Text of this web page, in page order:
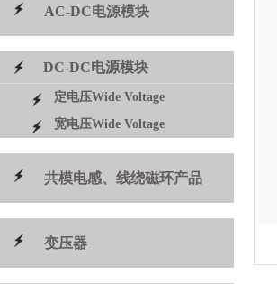
AC-DC电源模块
DC-DC电源模块
定电压Wide Voltage
宽电压Wide Voltage
共模电感、线绕磁环产品
变压器